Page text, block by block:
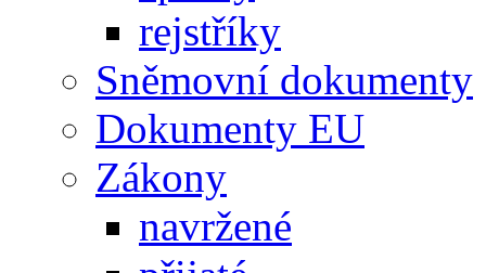
rejstříky
Sněmovní dokumenty
Dokumenty EU
Zákony
navržené